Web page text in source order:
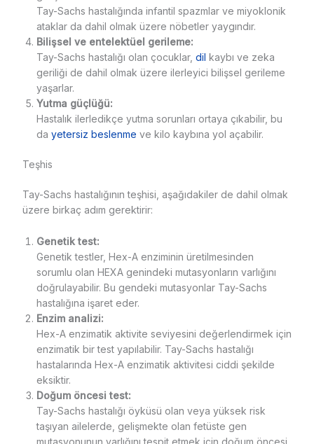
Tay-Sachs hastalığında infantil spazmlar ve miyoklonik
ataklar da dahil olmak üzere nöbetler yaygındır.
Bilişsel ve entelektüel gerileme:
Tay-Sachs hastalığı olan çocuklar, dil kaybı ve zeka
geriliği de dahil olmak üzere ilerleyici bilişsel gerileme
yaşarlar.
Yutma güçlüğü:
Hastalık ilerledikçe yutma sorunları ortaya çıkabilir, bu
da yetersiz beslenme ve kilo kaybına yol açabilir.
Teşhis
Tay-Sachs hastalığının teşhisi, aşağıdakiler de dahil olmak
üzere birkaç adım gerektirir:
Genetik test:
Genetik testler, Hex-A enziminin üretilmesinden
sorumlu olan HEXA genindeki mutasyonların varlığını
doğrulayabilir. Bu gendeki mutasyonlar Tay-Sachs
hastalığına işaret eder.
Enzim analizi:
Hex-A enzimatik aktivite seviyesini değerlendirmek için
enzimatik bir test yapılabilir. Tay-Sachs hastalığı
hastalarında Hex-A enzimatik aktivitesi ciddi şekilde
eksiktir.
Doğum öncesi test:
Tay-Sachs hastalığı öyküsü olan veya yüksek risk
taşıyan ailelerde, gelişmekte olan fetüste gen
mutasyonunun varlığını tespit etmek için doğum öncesi